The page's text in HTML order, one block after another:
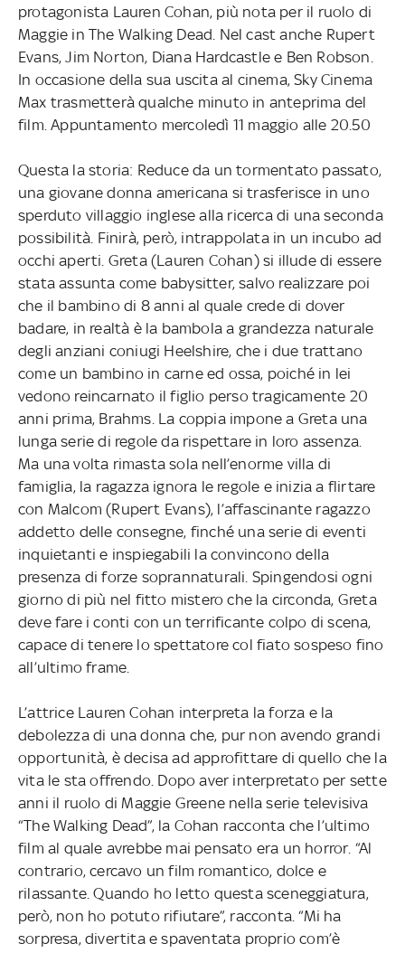
protagonista Lauren Cohan, più nota per il ruolo di
Maggie in The Walking Dead. Nel cast anche Rupert
Evans, Jim Norton, Diana Hardcastle e Ben Robson.
In occasione della sua uscita al cinema, Sky Cinema
Max trasmetterà qualche minuto in anteprima del
film. Appuntamento mercoledì 11 maggio alle 20.50
Questa la storia: Reduce da un tormentato passato,
una giovane donna americana si trasferisce in uno
sperduto villaggio inglese alla ricerca di una seconda
possibilità. Finirà, però, intrappolata in un incubo ad
occhi aperti. Greta (Lauren Cohan) si illude di essere
stata assunta come babysitter, salvo realizzare poi
che il bambino di 8 anni al quale crede di dover
badare, in realtà è la bambola a grandezza naturale
degli anziani coniugi Heelshire, che i due trattano
come un bambino in carne ed ossa, poiché in lei
vedono reincarnato il figlio perso tragicamente 20
anni prima, Brahms. La coppia impone a Greta una
lunga serie di regole da rispettare in loro assenza.
Ma una volta rimasta sola nell’enorme villa di
famiglia, la ragazza ignora le regole e inizia a flirtare
con Malcom (Rupert Evans), l’affascinante ragazzo
addetto delle consegne, finché una serie di eventi
inquietanti e inspiegabili la convincono della
presenza di forze soprannaturali. Spingendosi ogni
giorno di più nel fitto mistero che la circonda, Greta
deve fare i conti con un terrificante colpo di scena,
capace di tenere lo spettatore col fiato sospeso fino
all’ultimo frame.
L’attrice Lauren Cohan interpreta la forza e la
debolezza di una donna che, pur non avendo grandi
opportunità, è decisa ad approfittare di quello che la
vita le sta offrendo. Dopo aver interpretato per sette
anni il ruolo di Maggie Greene nella serie televisiva
“The Walking Dead”, la Cohan racconta che l’ultimo
film al quale avrebbe mai pensato era un horror. “Al
contrario, cercavo un film romantico, dolce e
rilassante. Quando ho letto questa sceneggiatura,
però, non ho potuto rifiutare”, racconta. “Mi ha
sorpresa, divertita e spaventata proprio com’è